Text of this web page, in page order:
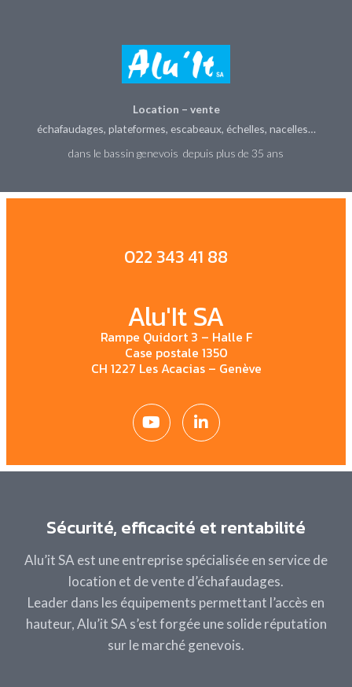
Location – vente
échafaudages, plateformes, escabeaux, échelles, nacelles…
dans le bassin genevois depuis plus de 35 ans
022 343 41 88
Alu'It SA
Rampe Quidort 3 – Halle F
Case postale 1350
CH 1227 Les Acacias – Genève
Sécurité, efficacité et rentabilité
Alu’it SA est une entreprise spécialisée en service de
location et de vente d’échafaudages.
Leader dans les équipements permettant l’accès en
hauteur, Alu’it SA s’est forgée une solide réputation
sur le marché genevois.